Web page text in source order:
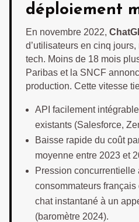
déploiement
En novembre 2022,
d’utilisateurs en cinq
tech. Moins de 18 mois
Paribas et la SNCF
production. Cette vitesse
API facilement
existants (Salesforce,
Baisse rapide du coût
moyenne entre 2023 et
Pression concurrentielle
consommateurs
chat instantané à un
(baromètre 2024).